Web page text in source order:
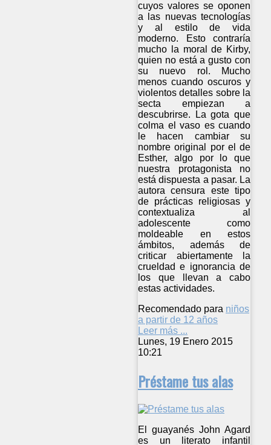
cuyos valores se oponen
a las nuevas tecnologías
y al estilo de vida
moderno. Esto contraría
mucho la moral de Kirby,
quien no está a gusto con
su nuevo rol. Mucho
menos cuando oscuros y
violentos detalles sobre la
secta empiezan a
descubrirse. La gota que
colma el vaso es cuando
le hacen cambiar su
nombre original por el de
Esther, algo por lo que
nuestra protagonista no
está dispuesta a pasar. La
autora censura este tipo
de prácticas religiosas y
contextualiza al
adolescente como
moldeable en estos
ámbitos, además de
criticar abiertamente la
crueldad e ignorancia de
los que llevan a cabo
estas actividades.
Recomendado para niños
a partir de 12 años
Leer más ...
Lunes, 19 Enero 2015
10:21
Préstame tus alas
El guayanés John Agard
es un literato infantil